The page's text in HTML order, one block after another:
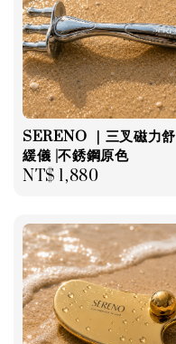
SERENO ｜三叉磁力舒
緩儀 |不銹鋼原色
Regular
NT$ 1,880